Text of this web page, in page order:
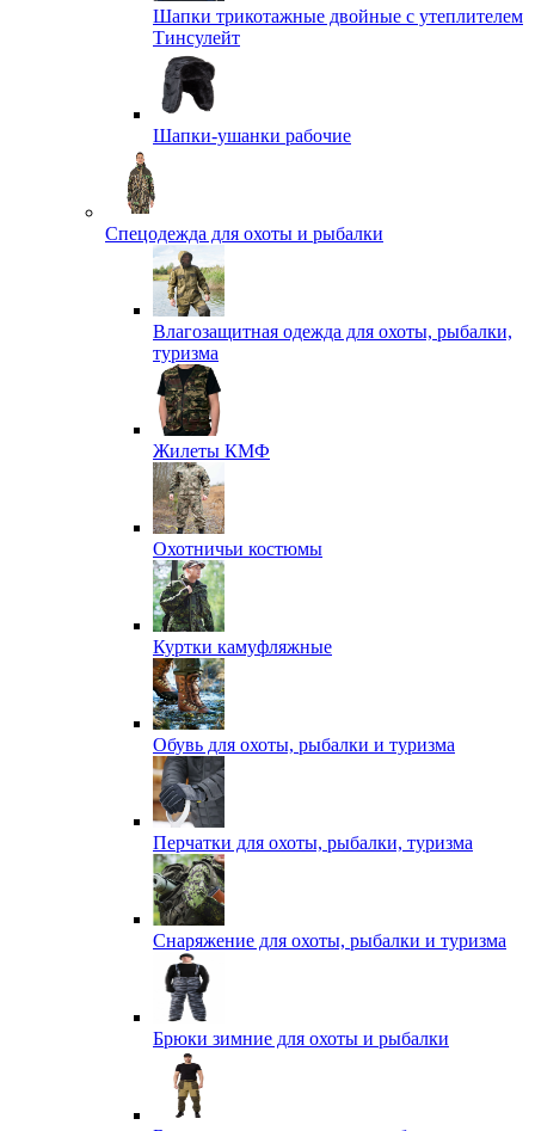
Шапки трикотажные двойные с утеплителем
Тинсулейт
Шапки-ушанки рабочие
Спецодежда для охоты и рыбалки
Влагозащитная одежда для охоты, рыбалки,
туризма
Жилеты КМФ
Охотничьи костюмы
Куртки камуфляжные
Обувь для охоты, рыбалки и туризма
Перчатки для охоты, рыбалки, туризма
Снаряжение для охоты, рыбалки и туризма
Брюки зимние для охоты и рыбалки